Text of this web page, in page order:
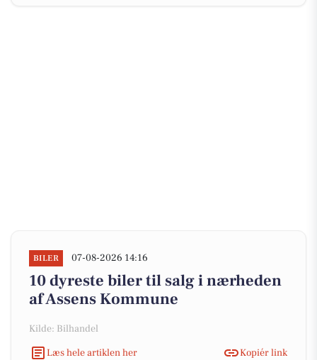
BILER 07-08-2026 14:16
10 dyreste biler til salg i nærheden
af Assens Kommune
Kilde: Bilhandel
Læs hele artiklen her
Kopiér link